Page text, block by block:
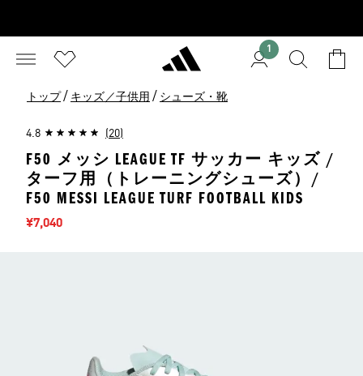
1
トップ / キッズ／子供用 / シューズ・靴
4.8 (20)
F50 メッシ LEAGUE TF サッカー キッズ /
ターフ用（トレーニングシューズ）/
F50 MESSI LEAGUE TURF FOOTBALL KIDS
セール価格
¥7,040